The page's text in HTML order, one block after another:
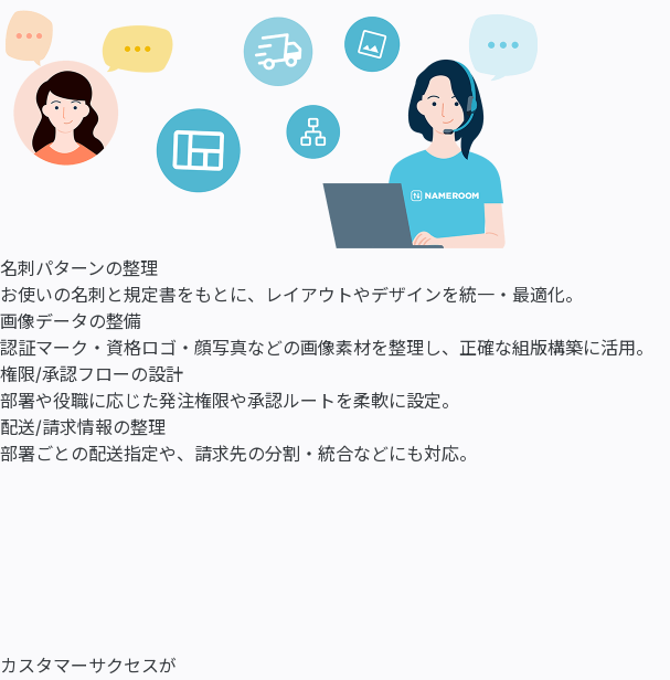
名刺パターンの整理
お使いの名刺と規定書をもとに、レイアウトやデザインを統一・最適化。
画像データの整備
認証マーク・資格ロゴ・顔写真などの画像素材を整理し、正確な組版構築に活用。
権限/承認フローの設計
部署や役職に応じた発注権限や承認ルートを柔軟に設定。
配送/請求情報の整理
部署ごとの配送指定や、請求先の分割・統合などにも対応。
カスタマーサクセスが